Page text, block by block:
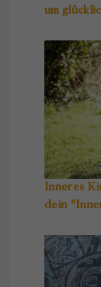
um
Inneres
dein